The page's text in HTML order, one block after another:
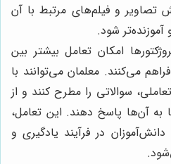
تصاویر و فیلم‌های مرتبط با آن
شود.
امکان تعامل بیشتر بین
می‌کنند. معلمان می‌توانند با
تعاملی، سوالاتی را مطرح کنند و از
به آن‌ها پاسخ دهند. این تعامل،
در فرآیند یادگیری و